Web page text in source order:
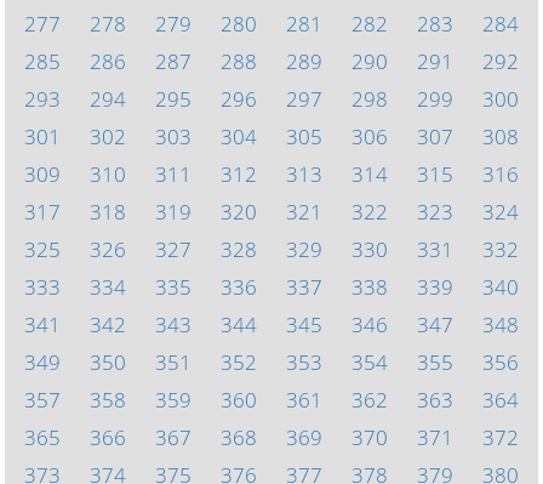
277
278 279 280 281 282 283
284
285
286 287 288 289 290 291
292
293
294 295 296 297 298 299
300
301
302 303 304 305 306 307
308
309
310 311 312 313 314 315
316
317
318 319 320 321 322 323
324
325
326 327 328 329 330 331
332
333
334 335 336 337 338 339
340
341
342 343 344 345 346 347
348
349
350 351 352 353 354 355
356
357
358 359 360 361 362 363
364
365
366 367 368 369 370 371
372
373
374 375 376 377 378 379 380